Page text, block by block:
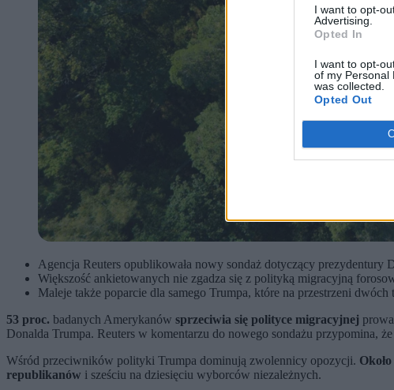
I want to opt-
Advertising.
Opted In
I want to opt-
of my Personal
was collected.
Opted Out
Agencja Reuters opublikowała nowy sondaż dotyczący prezydentury
Większość ankietowanych nie zgadza się z polityką migracyjną
Maleje także poparcie dla samego Trumpa, które na przestrzeni dwóch
53 proc. badanych Amerykanów sprzeciwia się polityce migracyjnej
Donalda Trumpa. Reuters w komentarzu do nowego sondażu przypomina,
Wśród przeciwników polityki Trumpa dominują zwolennicy opozycji.
republikanów i sześciu na dziesięciu wyborców niezależnych.